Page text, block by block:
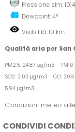
Pressione slm:
Dewpoint: 4°
Visibilità: 10 km
Qualità aria per San
PM2.5: 24.87 μg/m3
SO2: 2.03 μg/m3 CO:
5.94 μg/m3
Condizioni meteo
CONDIVIDI